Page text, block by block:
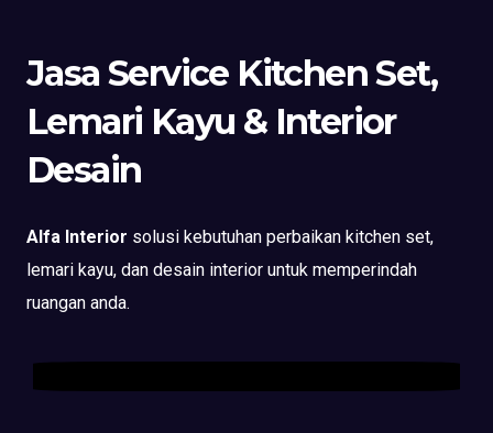
Jasa Service Kitchen Set,
Lemari Kayu & Interior
Desain
Alfa Interior solusi kebutuhan perbaikan kitchen set,
lemari kayu, dan desain interior untuk memperindah
ruangan anda.